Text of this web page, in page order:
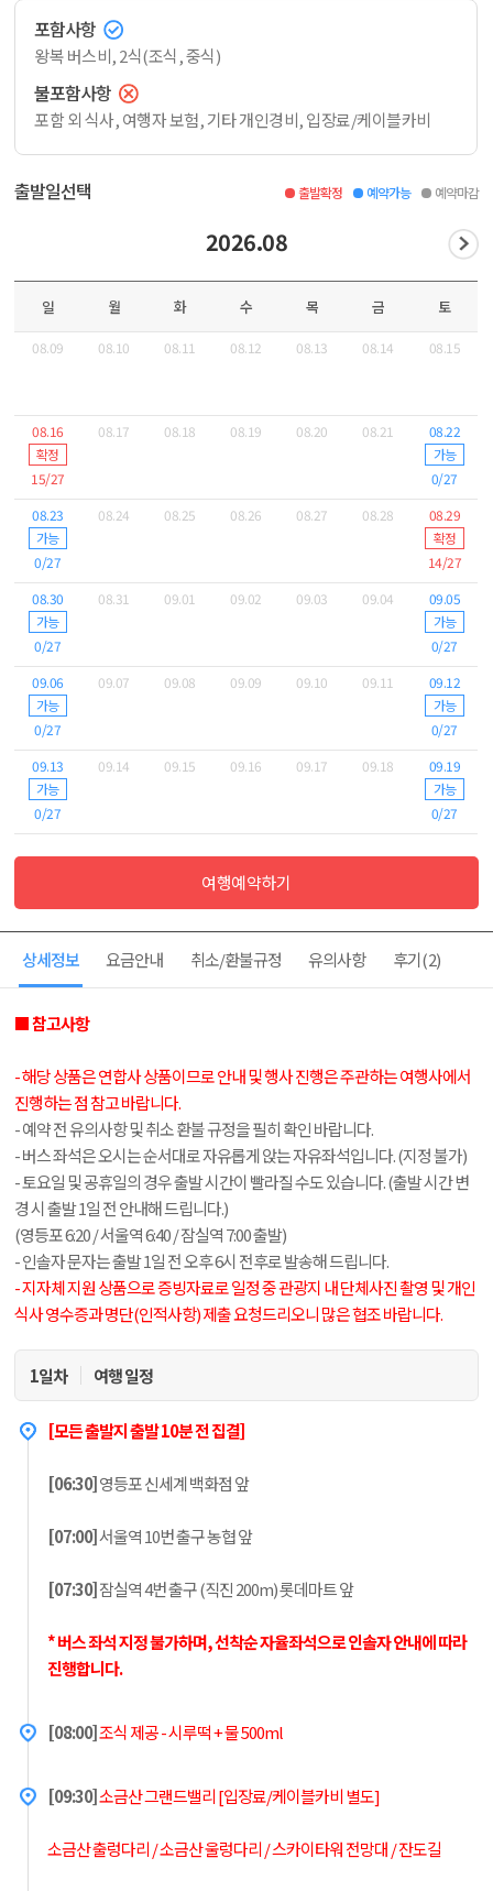
포함사항
왕복 버스비, 2식(조식, 중식)
불포함사항
포함 외 식사, 여행자 보험, 기타 개인경비, 입장료/케이블카비
출발일선택 출발확정 예약가능 예약마감
2026.08
일 월 화 수 목 금 토
08.09 08.10 08.11 08.12 08.13 08.14 08.15
08.16
확정
15/27
08.17 08.18 08.19 08.20 08.21
08.22
가능
0/27
08.23
가능
0/27
08.24 08.25 08.26 08.27 08.28
08.29
확정
14/27
08.30
가능
0/27
08.31 09.01 09.02 09.03 09.04
09.05
가능
0/27
09.06
가능
0/27
09.07 09.08 09.09 09.10 09.11
09.12
가능
0/27
09.13
가능
0/27
09.14 09.15 09.16 09.17 09.18
09.19
가능
0/27
여행예약하기
상세정보 요금안내 취소/환불규정 유의사항 후기(2)
■ 참고사항
- 해당 상품은 연합사 상품이므로 안내 및 행사 진행은 주관하는 여행사에서
진행하는 점 참고 바랍니다.
- 예약 전 유의사항 및 취소 환불 규정을 필히 확인 바랍니다.
- 버스 좌석은 오시는 순서대로 자유롭게 앉는 자유좌석입니다. (지정 불가)
- 토요일 및 공휴일의 경우 출발 시간이 빨라질 수도 있습니다. (출발 시간 변
경 시 출발 1일 전 안내해 드립니다.)
(영등포 6:20 / 서울역 6:40 / 잠실역 7:00 출발)
- 인솔자 문자는 출발 1일 전 오후 6시 전후로 발송해 드립니다.
- 지자체 지원 상품으로 증빙자료로 일정 중 관광지 내 단체사진 촬영 및 개인
식사 영수증과 명단(인적사항) 제출 요청드리오니 많은 협조 바랍니다.
1일차 여행 일정
[모든 출발지 출발 10분 전 집결]
[06:30]영등포 신세계 백화점 앞
[07:00]서울역 10번 출구 농협 앞
[07:30]잠실역 4번 출구 (직진 200m) 롯데마트 앞
* 버스 좌석 지정 불가하며, 선착순 자율좌석으로 인솔자 안내에 따라
진행합니다.
[08:00]조식 제공 - 시루떡 + 물 500ml
[09:30]소금산 그랜드밸리 [입장료/케이블카비 별도]
소금산 출렁다리 / 소금산 울렁다리 / 스카이타워 전망대 / 잔도길